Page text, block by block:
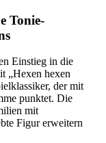
Tonie-
Einstieg in die
„Hexen hexen
der mit
punktet. Die
mit
Figur erweitern